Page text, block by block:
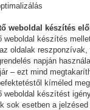
weboldal készítés
weboldal készítés
oldalak
napján
– ezt mind
kíméled
weboldal készítést
sok esetben a